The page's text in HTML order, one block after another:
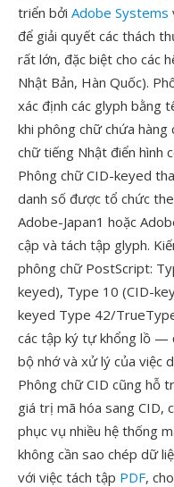
triển bởi Adobe Systems
để giải quyết các thách
rất lớn, đặc biệt cho các
Nhật Bản, Hàn Quốc).
xác định các glyph bằng
khi phông chữ chứa
chữ tiếng Nhật điển hình
Phông chữ CID-keyed
danh số được tổ chức
Adobe-Japan1 hoặc
cập và tách tập glyph.
phông chữ PostScript:
keyed), Type 10 (CID-
keyed Type 42/
các tập ký tự khổng lồ —
bộ nhớ và xử lý của việc
Phông chữ CID cũng hỗ
giá trị mã hóa sang CID,
phục vụ nhiều hệ thống
không cần sao chép dữ
với việc tách tập PDF,